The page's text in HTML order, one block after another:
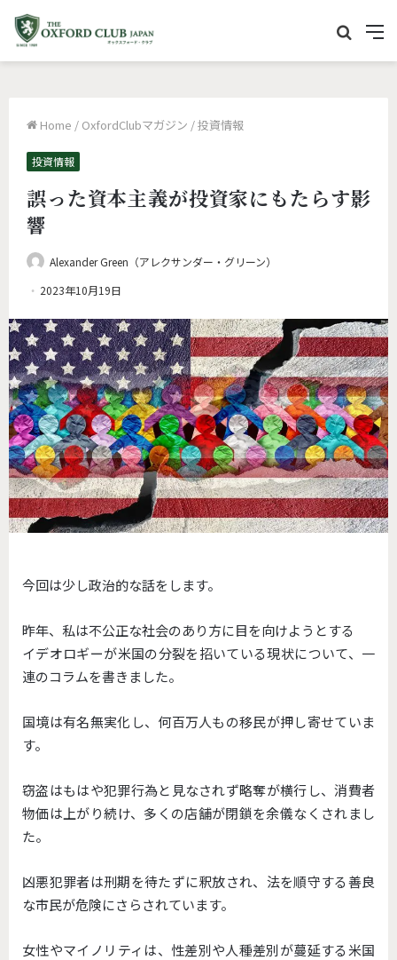
M
e
イ
索
Home / OxfordClubマガジン /投資情報
投資情報
誤った資本主義が投資家にもたらす影
響
Alexander Green（アレクサンダー・グリーン）
2023年10月19日
今回は少し政治的な話をします。
昨年、私は不公正な社会のあり方に目を向けようとする
イデオロギーが米国の分裂を招いている現状について、一
連のコラムを書きました。
国境は有名無実化し、何百万人もの移民が押し寄せていま
す。
窃盗はもはや犯罪行為と見なされず略奪が横行し、消費者
物価は上がり続け、多くの店舗が閉鎖を余儀なくされまし
た。
凶悪犯罪者は刑期を待たずに釈放され、法を順守する善良
な市民が危険にさらされています。
女性やマイノリティは、性差別や人種差別が蔓延する米国